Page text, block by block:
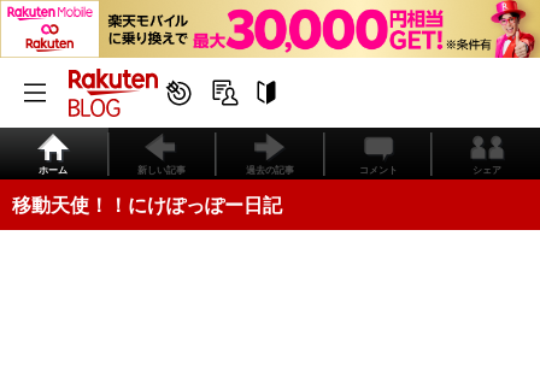
ホーム 新しい記事 過去の記事 コメント シェア
移動天使！！にけぽっぽー日記